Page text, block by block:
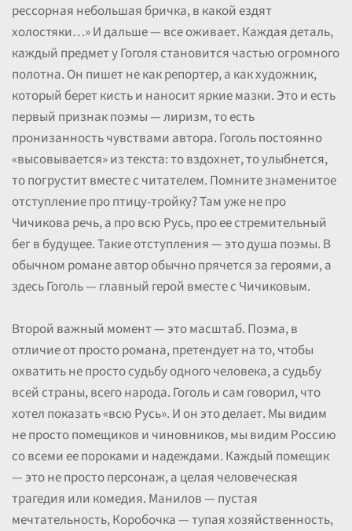
рессорная небольшая бричка, в какой ездят
холостяки…» И дальше — все оживает. Каждая деталь,
каждый предмет у Гоголя становится частью огромного
полотна. Он пишет не как репортер, а как художник,
который берет кисть и наносит яркие мазки. Это и есть
первый признак поэмы — лиризм, то есть
пронизанность чувствами автора. Гоголь постоянно
«высовывается» из текста: то вздохнет, то улыбнется,
то погрустит вместе с читателем. Помните знаменитое
отступление про птицу-тройку? Там уже не про
Чичикова речь, а про всю Русь, про ее стремительный
бег в будущее. Такие отступления — это душа поэмы. В
обычном романе автор обычно прячется за героями, а
здесь Гоголь — главный герой вместе с Чичиковым.
Второй важный момент — это масштаб. Поэма, в
отличие от просто романа, претендует на то, чтобы
охватить не просто судьбу одного человека, а судьбу
всей страны, всего народа. Гоголь и сам говорил, что
хотел показать «всю Русь». И он это делает. Мы видим
не просто помещиков и чиновников, мы видим Россию
со всеми ее пороками и надеждами. Каждый помещик
— это не просто персонаж, а целая человеческая
трагедия или комедия. Манилов — пустая
мечтательность, Коробочка — тупая хозяйственность,